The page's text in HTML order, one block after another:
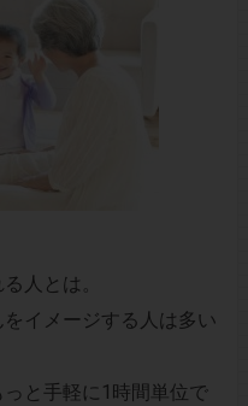
人とは。
イメージする人は多い
と手軽に1時間単位で